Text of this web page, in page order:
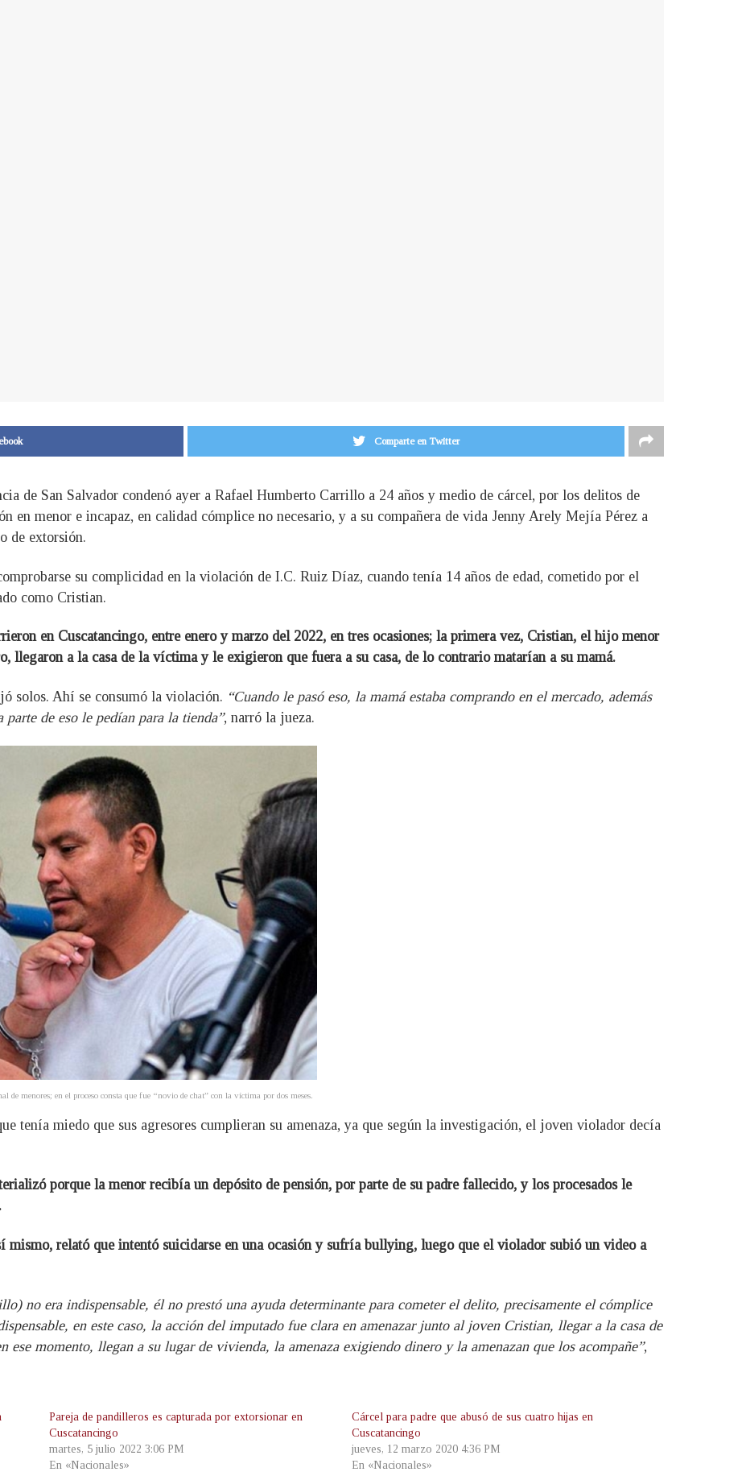
Comparte en Twitter
de San Salvador condenó ayer a Rafael Humberto Carrillo a 24 años y medio de cárcel, por los delitos de
en menor e incapaz, en calidad cómplice no necesario, y a su compañera de vida Jenny Arely Mejía Pérez a
de extorsión.
su complicidad en la violación de I.C. Ruiz Díaz, cuando tenía 14 años de edad, cometido por el
como Cristian.
en Cuscatancingo, entre enero y marzo del 2022, en tres ocasiones; la primera vez, Cristian, el hijo menor
llegaron a la casa de la víctima y le exigieron que fuera a su casa, de lo contrario matarían a su mamá.
solos. Ahí se consumó la violación. “Cuando le pasó eso, la mamá estaba comprando en el mercado, además
parte de eso le pedían para la tienda”, narró la jueza.
de menores; en el proceso consta que fue “novio de chat” con la víctima por dos meses.
tenía miedo que sus agresores cumplieran su amenaza, ya que según la investigación, el joven violador decía
porque la menor recibía un depósito de pensión, por parte de su padre fallecido, y los procesados le
relató que intentó suicidarse en una ocasión y sufría bullying, luego que el violador subió un video a
no era indispensable, él no prestó una ayuda determinante para cometer el delito, precisamente el cómplice
en este caso, la acción del imputado fue clara en amenazar junto al joven Cristian, llegar a la casa de
ese momento, llegan a su lugar de vivienda, la amenaza exigiendo dinero y la amenazan que los acompañe”,
Pareja de pandilleros es capturada por extorsionar en
Cuscatancingo
martes, 5 julio 2022 3:06 PM
En «Nacionales»
Cárcel para padre que abusó de sus cuatro hijas en
Cuscatancingo
jueves, 12 marzo 2020 4:36 PM
En «Nacionales»